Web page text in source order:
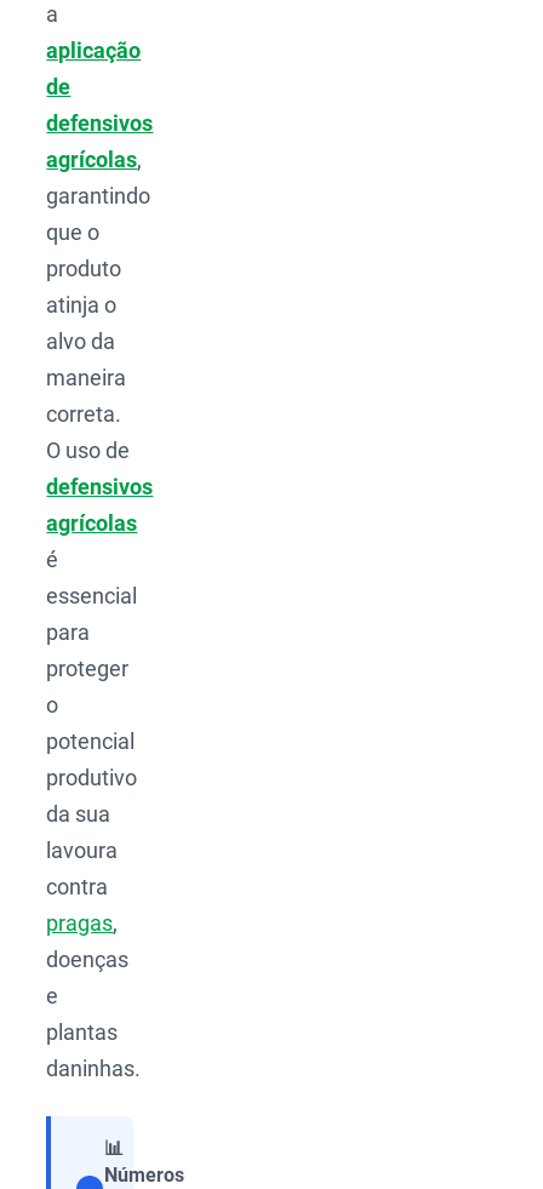
a
aplicação
de
defensivos
agrícolas,
garantindo
que o
produto
atinja o
alvo da
maneira
correta.
O uso de
defensivos
agrícolas
é
essencial
para
proteger
o
potencial
produtivo
da sua
lavoura
contra
pragas,
doenças
e
plantas
daninhas.
📊
Números